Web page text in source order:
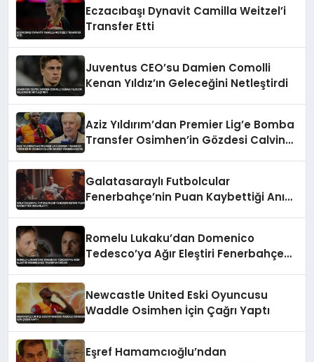
Eczacıbaşı Dynavit Camilla Weitzel’i
Transfer Etti
Juventus CEO’su Damien Comolli
Kenan Yıldız’ın Geleceğini Netleştirdi
Aziz Yıldırım’dan Premier Lig’e Bomba
Transfer Osimhen’in Gözdesi Calvin
Galatasaraylı Futbolcular
Fenerbahçe’nin Puan Kaybettiği Anı
Romelu Lukaku’dan Domenico
Tedesco’ya Ağır Eleştiri Fenerbahçe
Newcastle United Eski Oyuncusu
Waddle Osimhen İçin Çağrı Yaptı
Eşref Hamamcıoğlu’ndan